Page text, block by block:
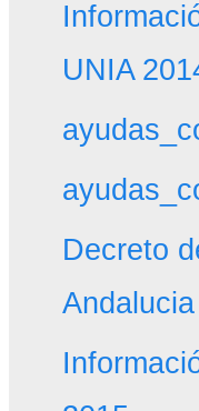
UNIA
Decreto
Andalucia